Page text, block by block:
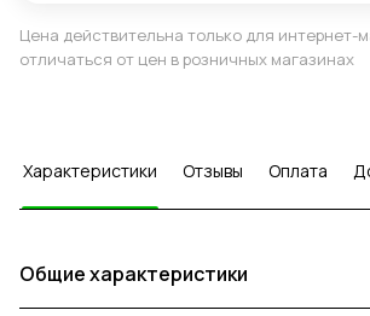
Цена действительна только для интернет-
отличаться от цен в розничных магазинах
Характеристики Отзывы Оплата
Общие характеристики